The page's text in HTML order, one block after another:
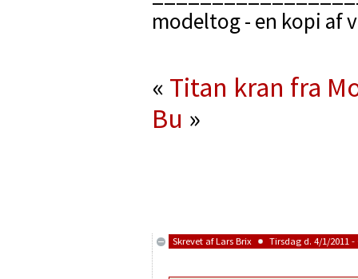
modeltog - en kopi af
« Titan kran fra
Bu »
Skrevet afLars Brix Tirsdag d. 4/1/2011 -